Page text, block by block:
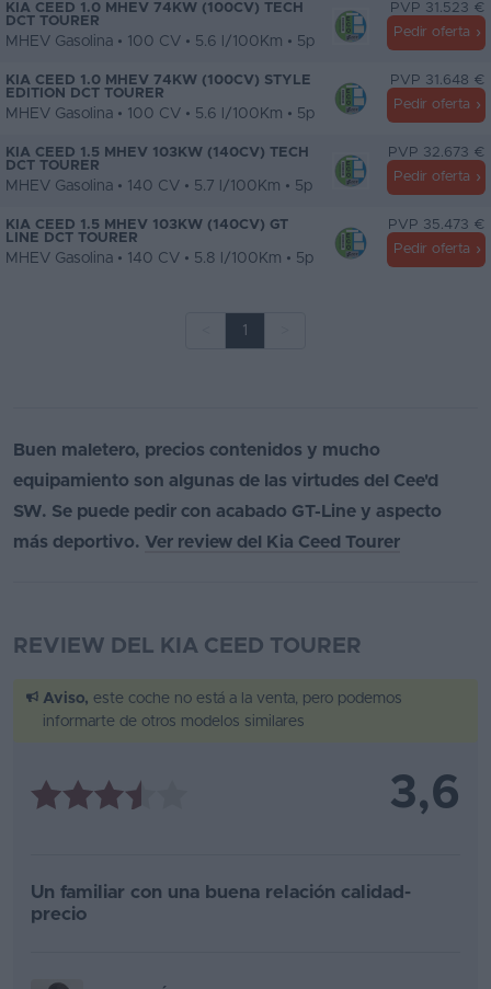
KIA CEED 1.0 MHEV 74KW (100CV) TECH
DCT TOURER
MHEV Gasolina • 100 CV • 5.6 l/100Km • 5p
PVP 31.523 €
Pedir oferta
KIA CEED 1.0 MHEV 74KW (100CV) STYLE
EDITION DCT TOURER
MHEV Gasolina • 100 CV • 5.6 l/100Km • 5p
PVP 31.648 €
Pedir oferta
KIA CEED 1.5 MHEV 103KW (140CV) TECH
DCT TOURER
MHEV Gasolina • 140 CV • 5.7 l/100Km • 5p
PVP 32.673 €
Pedir oferta
KIA CEED 1.5 MHEV 103KW (140CV) GT
LINE DCT TOURER
MHEV Gasolina • 140 CV • 5.8 l/100Km • 5p
PVP 35.473 €
Pedir oferta
1
Buen maletero, precios contenidos y mucho
equipamiento son algunas de las virtudes del Cee'd
SW. Se puede pedir con acabado GT-Line y aspecto
más deportivo. Ver review del Kia Ceed Tourer
REVIEW DEL KIA CEED TOURER
Aviso, este coche no está a la venta, pero podemos
informarte de otros modelos similares
3,6
Un familiar con una buena relación calidad-
precio